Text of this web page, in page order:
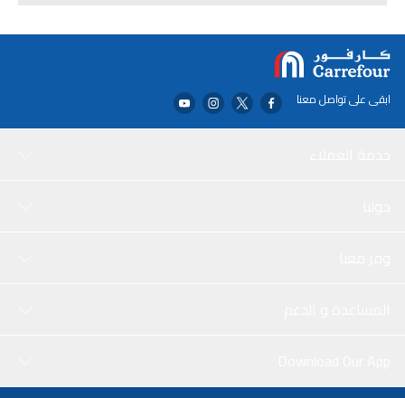
Note: due to different measurement methods, the error is within 1-
Service】 After-sales service will answer all your queries patiently.
ابقى على تواصل معنا